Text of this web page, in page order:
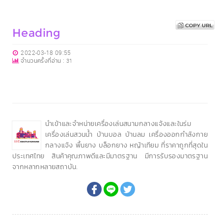
Heading
2022-03-18 09:55
จำนวนครั้งที่อ่าน : 31
นำเข้าและจำหน่ายเครื่องเล่นสนามกลางแจ้งและในร่ม
เครื่องเล่นสวนน้ำ บ้านบอล บ้านลม เครื่องออกกำลังกาย
กลางแจ้ง พื้นยาง บล็อกยาง หญ้าเทียม ที่ราคาถูกที่สุดใน
ประเทศไทย สินค้าคุณภาพดีและมีมาตรฐาน มีการรับรองมาตรฐาน
จากหลากหลายสถาบัน.